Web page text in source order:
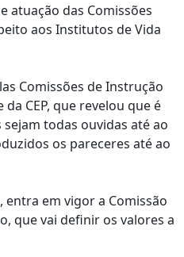
atuação das Comissões
aos Institutos de Vida
Comissões de Instrução
CEP, que revelou que é
todas ouvidas até ao
os pareceres até ao
em vigor a Comissão
que vai definir os valores a